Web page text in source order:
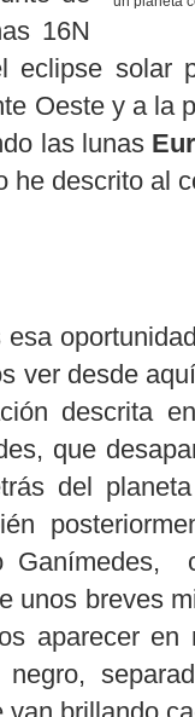
16N
eclipse solar
Oeste y a la
las lunas
he descrito al
ver desde
descrita
que
del
Ganímedes,
unos breves
aparecer en